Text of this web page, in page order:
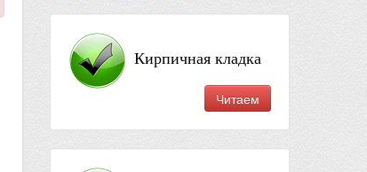
Кирпичная кладка
Читаем